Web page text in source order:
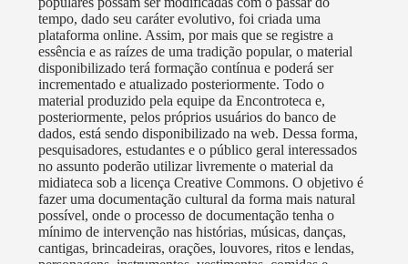
Iphan (Instituto do Patrimônio Histórico e Artístico
Nacional), na categoria II, que contempla iniciativas
de excelência na promoção e gestão compartilhada do
Patrimônio Cultural. Em 2017, a Casa de Cultura
Cavaleiro de Jorge foi contemplada com o Prêmio
Culturas Populares – Edição Leandro Gomes de
Barros, promovido pela Secretaria da Cidadania e da
Diversidade Cultural do Ministério da Cultura. Em
2018, ficou em segundo lugar no Prêmio Itaú-Unicef
nacional, pelo projeto Turma Que Faz. Em 2019,
fomos contemplados com o Prêmio Criança
Esperança, Prêmio Aprendizagem Solidária
tempo, dado seu caráter evolutivo, foi criada uma
plataforma online. Assim, por mais que se registre a
essência e as raízes de uma tradição popular, o material
disponibilizado terá formação contínua e poderá ser
incrementado e atualizado posteriormente. Todo o
material produzido pela equipe da Encontroteca e,
posteriormente, pelos próprios usuários do banco de
dados, está sendo disponibilizado na web. Dessa forma,
pesquisadores, estudantes e o público geral interessados
no assunto poderão utilizar livremente o material da
midiateca sob a licença Creative Commons. O objetivo é
fazer uma documentação cultural da forma mais natural
possível, onde o processo de documentação tenha o
mínimo de intervenção nas histórias, músicas, danças,
cantigas, brincadeiras, orações, louvores, ritos e lendas,